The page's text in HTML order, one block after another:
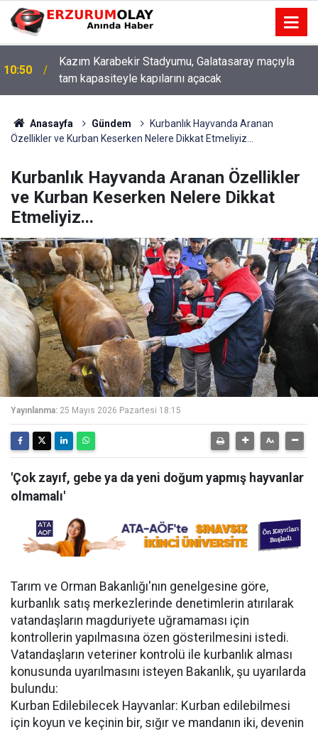
10:50
Kazım Karabekir Stadyumu, Galatasaray maçıyla
tam kapasiteyle kapılarını açacak
Anasayfa Gündem
Kurbanlık Hayvanda Aranan
Özellikler ve Kurban Keserken Nelere Dikkat Etmeliyiz...
Kurbanlık Hayvanda Aranan Özellikler
ve Kurban Keserken Nelere Dikkat
Etmeliyiz...
Yayınlanma: 25 Mayıs 2026 Pazartesi 18:15
'Çok zayıf, gebe ya da yeni doğum yapmış hayvanlar
olmamalı'
Tarım ve Orman Bakanlığı'nın genelgesine göre,
kurbanlık satış merkezlerinde denetimlerin atırılarak
vatandaşların magduriyete uğramaması için
kontrollerin yapılmasına özen gösterilmesini istedi.
Vatandaşların veteriner kontrolü ile kurbanlık alması
konusunda uyarılmasını isteyen Bakanlık, şu uyarılarda
bulundu:
Kurban Edilebilecek Hayvanlar: Kurban edilebilmesi
için koyun ve keçinin bir, sığır ve mandanın iki, devenin